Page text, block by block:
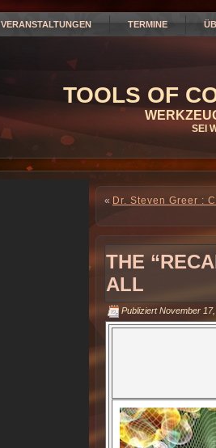
VERANSTALTUNGEN TERMINE
TOOLS OF
SEI
« Dr. Steven Greer :
THE
ALL
Publiziert November